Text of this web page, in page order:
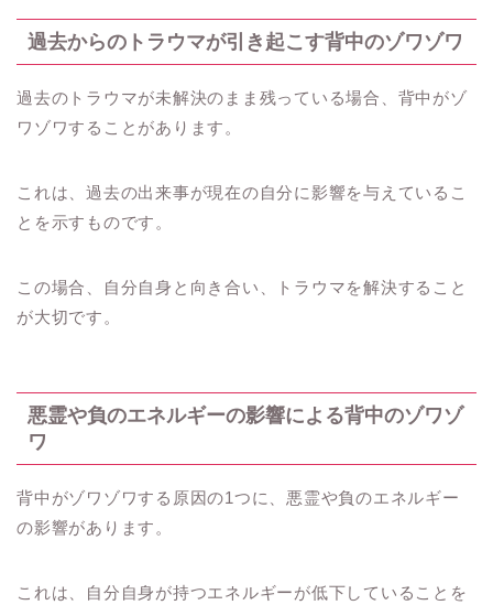
過去からのトラウマが引き起こす背中のゾワゾワ
過去のトラウマが未解決のまま残っている場合、背中がゾ
ワゾワすることがあります。
これは、過去の出来事が現在の自分に影響を与えているこ
とを示すものです。
この場合、自分自身と向き合い、トラウマを解決すること
が大切です。
悪霊や負のエネルギーの影響による背中のゾワゾ
ワ
背中がゾワゾワする原因の1つに、悪霊や負のエネルギー
の影響があります。
これは、自分自身が持つエネルギーが低下していることを